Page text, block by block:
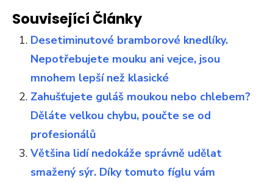
Související Články
Desetiminutové bramborové knedlíky.
Nepotřebujete mouku ani vejce, jsou
mnohem lepší než klasické
Zahušťujete guláš moukou nebo chlebem?
Děláte velkou chybu, poučte se od
profesionálů
Většina lidí nedokáže správně udělat
smažený sýr. Díky tomuto fíglu vám